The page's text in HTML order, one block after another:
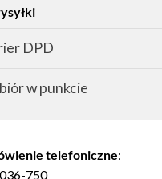
DPD
w punkcie
telefoniczne:
750